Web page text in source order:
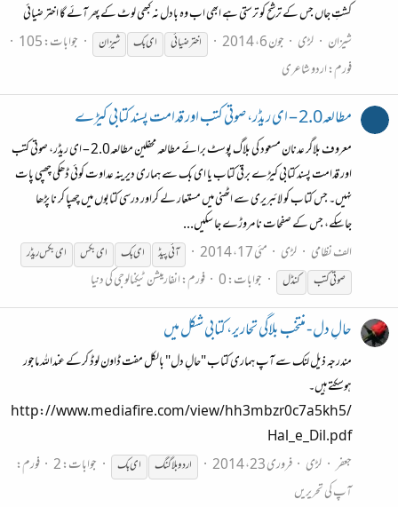
کشتِ جاں جس کے ترشح کو ترستی ہے ابھی اب وہ بادل نہ کبھی لوٹ کے پھر آئے گا اختر ضیائی
شیزان
لڑی جون 6، 2014 اختر ضیائی ایبک شیزان
جوابات: 105
فورم:اردو شاعری
مطالعہ2.0 – ای ریڈر، صوتی کتب اور قدامت پسند کتابی کیڑے
معروف بلاگر عدنان مسعود کی بلاگ پوسٹ برائے مطالعہ محفلین مطالعہ2.0 – ای ریڈر، صوتی کتب
اور قدامت پسند کتابی کیڑے برقی کتاب یا ای بک سے ہماری دیرینہ عداوت کوئی ڈھکی چھپی پات
نہیں۔ جس کتاب کو لائبریری سے اٹھنی میں مستعار لے کراور درسی کتابوں میں چھپا کر نا پڑھا
جاسکے، جس کے صفحات نا مروڑے جا سکیں...
الف نظامی
لڑی مئی 17، 2014 آئی پیڈ ایبک ایبکس ایبکس ریڈر
صوتی کتب
کنڈل جوابات: 0 فورم:انفارمیشن ٹیکنالوجی کی دنیا
حالِ دل - منتخب بلاگی تحاریر، کتابی شکل میں
مندرجہ ذیل لنک سے آپ ہماری کتاب "حالِ دل" بالکل مفت ڈاون لوڈ کرکے عنداللہ ماجور
ہوسکتے ہیں۔
http://www.mediafire.com/view/hh3mbzr0c7a5kh5/
Hal_e_Dil.pdf
جعفر لڑی فروری 23، 2014 اردو بلاگنگ ایبک جوابات: 2
فورم:
آپ کی تحریریں